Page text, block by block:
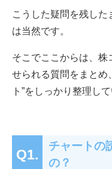
こうした疑問を残し
は当然です。
そこでここからは、株
せられる質問をまとめ
ト”をしっかり整理して
Q1.
チャートの
の？